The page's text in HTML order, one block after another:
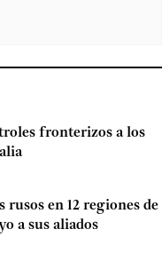
fronterizos a los
rusos en 12 regiones de
a sus aliados